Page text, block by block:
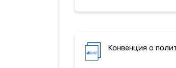
Конвенция о